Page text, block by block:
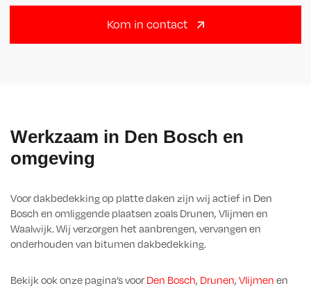
Kom in contact
Werkzaam in Den Bosch en
omgeving
Voor dakbedekking op platte daken zijn wij actief in Den
Bosch en omliggende plaatsen zoals Drunen, Vlijmen en
Waalwijk. Wij verzorgen het aanbrengen, vervangen en
onderhouden van bitumen dakbedekking.
Bekijk ook onze pagina’s voor Den Bosch, Drunen, Vlijmen en